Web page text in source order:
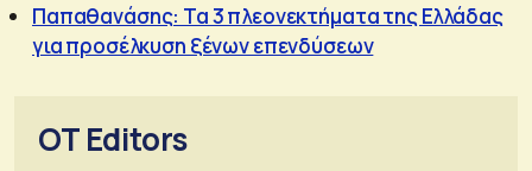
Παπαθανάσης: Τα 3 πλεονεκτήματα της Ελλάδας
για προσέλκυση ξένων επενδύσεων
OT Editors